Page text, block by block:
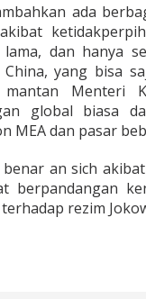
K
ada
lama, dan hanya
yang bisa
mantan Menteri
global biasa
MEA dan pasar
benar an sich
berpandangan
rezim